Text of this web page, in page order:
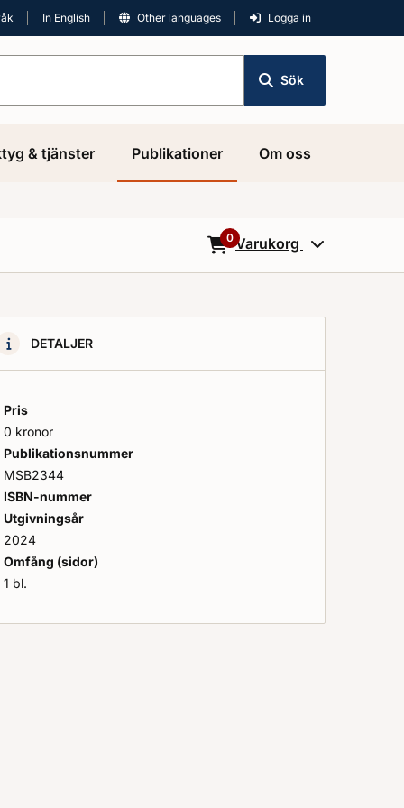
In English Other languages Logga in
Sök
& tjänster Publikationer Om oss
0Varukorg
DETALJER
Pris
0 kronor
Publikationsnummer
MSB2344
ISBN-nummer
Utgivningsår
2024
Omfång (sidor)
1 bl.